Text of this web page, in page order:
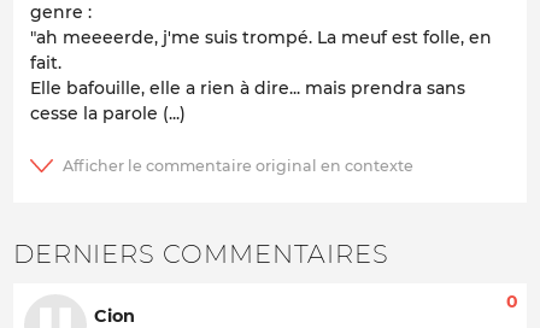
genre :
"ah meeeerde, j'me suis trompé. La meuf est folle, en
fait.
Elle bafouille, elle a rien à dire... mais prendra sans
cesse la parole (...)
DERNIERS COMMENTAIRES
Cion
0